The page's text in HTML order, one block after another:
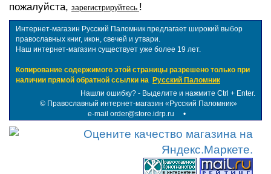
пожалуйста, зарегистрируйтесь !
Интернет-магазин Русский Паломник предлагает широкий выбор
православных книг, икон, свечей и утвари.
Наш интернет-магазин существует уже более 19 лет.
Копирование содержимого этой страницы разрешено только при
наличии прямой обратной ссылки на Русский Паломник
Нашли ошибку? - Выделите и нажмите Ctrl + Enter.
© Православный интернет-магазин «Русский Паломник»
e-mail order@store.idrp.ru •